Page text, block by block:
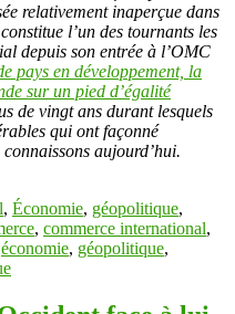
relativement inaperçue dans
l’un des tournants les
depuis son entrée à l’OMC
pays en développement, la
sur un pied d’égalité
de vingt ans durant lesquels
qui ont façonné
aujourd’hui.
, Économie, géopolitique,
, commerce international,
économie, géopolitique,